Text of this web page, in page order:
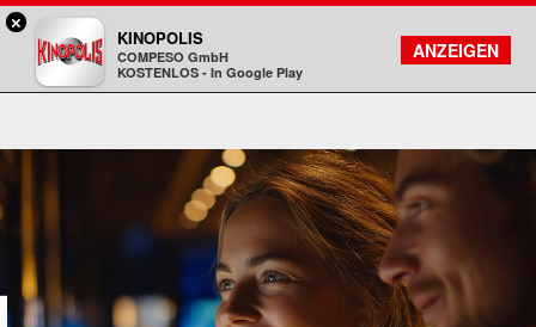
Kinopolis
FILMSUCHE
KONTO
×
KINOPOLIS
COMPESO GmbH
KOSTENLOS - In Google Play
ANZEIGEN